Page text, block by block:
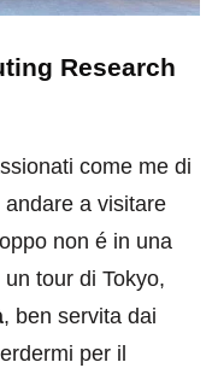
Research
come me di
a visitare
non é in una
tour di Tokyo,
, ben servita dai
per il